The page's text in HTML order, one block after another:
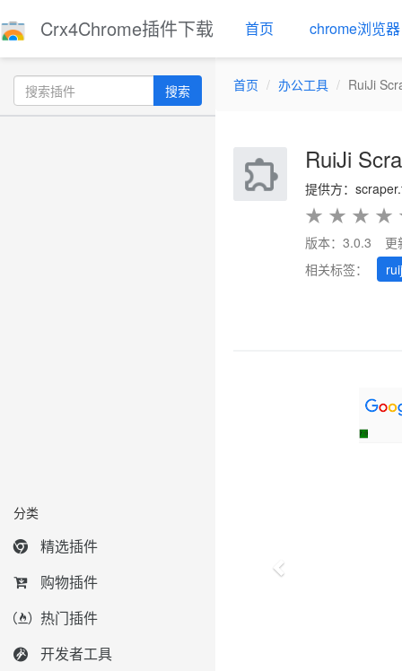
Crx4Chrome插件下载 首页 chrome浏览器
搜索
分类
精选插件
购物插件
热门插件
开发者工具
首页 办公工具 RuiJi
RuiJi
提供方：
★ ★ ★ ★
版本：3.0.3
更
相关标签：